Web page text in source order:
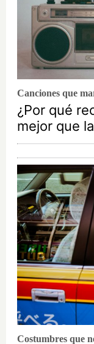
Canciones que
¿Por qué
mejor que
Costumbres que